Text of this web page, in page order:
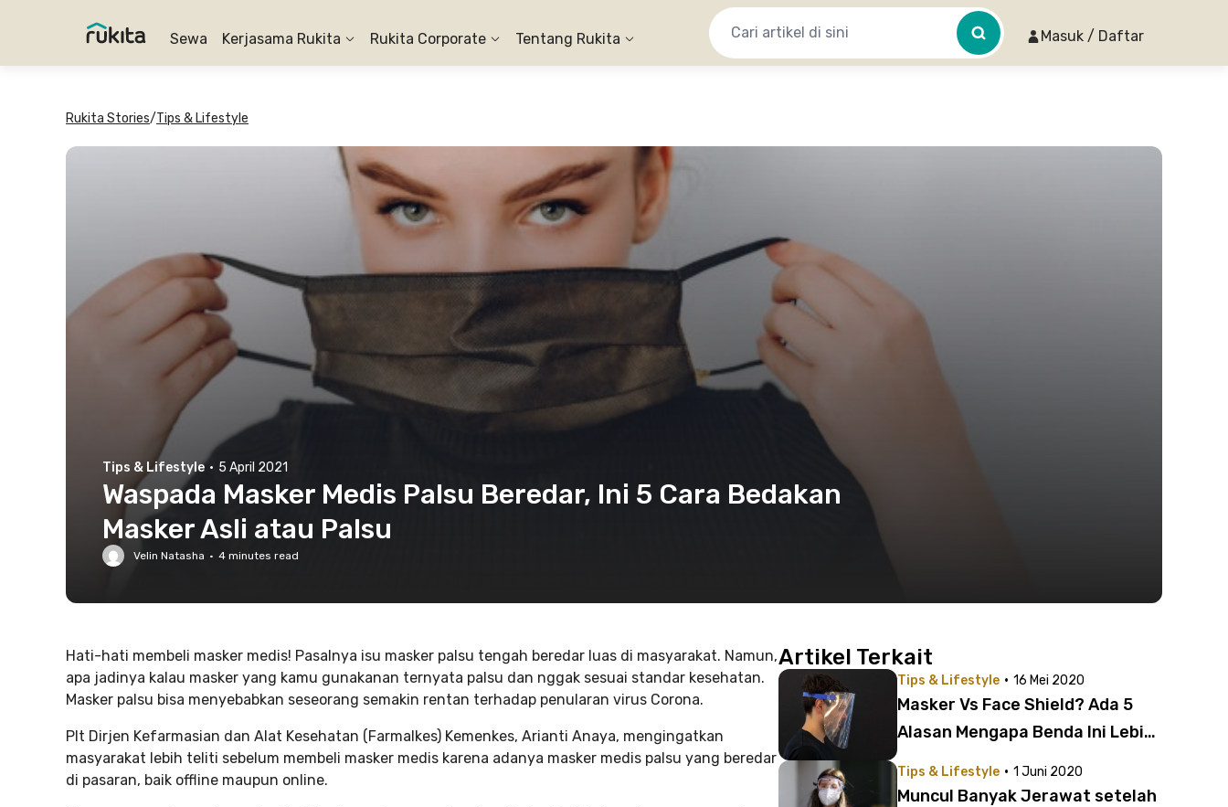
Sewa Kerjasama Rukita Rukita Corporate Tentang Rukita Masuk / Daftar
Rukita Stories/Tips & Lifestyle
Tips & Lifestyle · 5 April 2021
Waspada Masker Medis Palsu Beredar, Ini 5 Cara Bedakan
Masker Asli atau Palsu
Velin Natasha · 4 minutes read
Hati-hati membeli masker medis! Pasalnya isu masker palsu tengah beredar luas di masyarakat. Namun,
apa jadinya kalau masker yang kamu gunakanan ternyata palsu dan nggak sesuai standar kesehatan.
Masker palsu bisa menyebabkan seseorang semakin rentan terhadap penularan virus Corona.
Plt Dirjen Kefarmasian dan Alat Kesehatan (Farmalkes) Kemenkes, Arianti Anaya, mengingatkan
masyarakat lebih teliti sebelum membeli masker medis karena adanya masker medis palsu yang beredar
di pasaran, baik offline maupun online.
Artikel Terkait
Tips & Lifestyle · 16 Mei 2020
Masker Vs Face Shield? Ada 5
Alasan Mengapa Benda Ini Lebih
Lawan Corona
Tips & Lifestyle · 1 Juni 2020
Muncul Banyak Jerawat setelah